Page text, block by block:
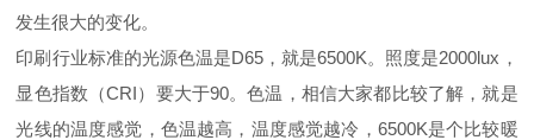
发生很大的变化。
印刷行业标准的光源色温是D65，就是6500K。照度是2000lux，
显色指数（CRI）要大于90。色温，相信大家都比较了解，就是
光线的温度感觉，色温越高，温度感觉越冷，6500K是个比较暖